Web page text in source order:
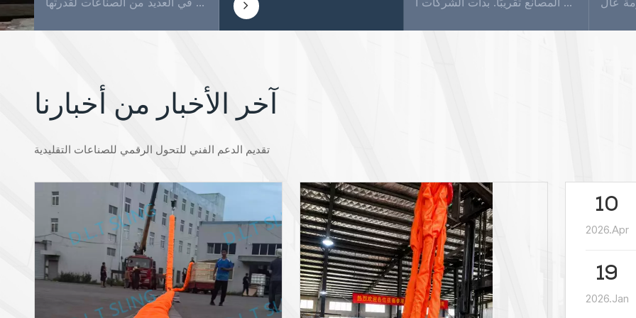
آخر الأخبار من أخبارنا
تقديم الدعم الفني للتحول الرقمي للصناعات التقليدية
10
2026.Apr
19
2026.Jan